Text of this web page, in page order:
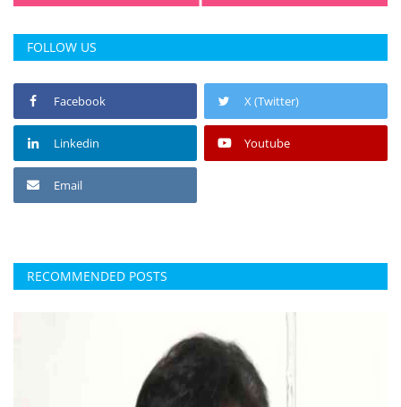
FOLLOW US
Facebook X (Twitter)
Linkedin Youtube
Email
RECOMMENDED POSTS